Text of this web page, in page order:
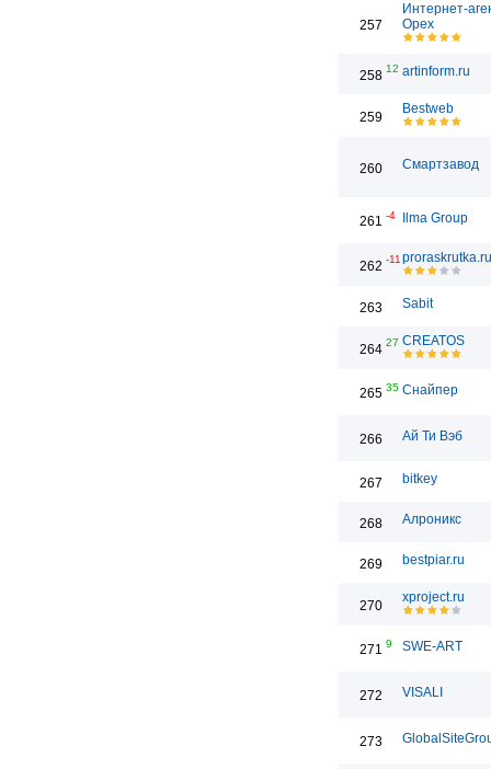
257
Интернет-
Орех
258 12 artinform.ru
259
Bestweb
260 Смартзавод
261 -4 Ilma Group
262 -11 proraskrutka.ru
263 Sabit
264 27 CREATOS
265 35 Снайпер
266 Ай Ти Вэб
267 bitkey
268 Алроникс
269 bestpiar.ru
270
xproject.ru
271 9 SWE-ART
272 VISALI
273